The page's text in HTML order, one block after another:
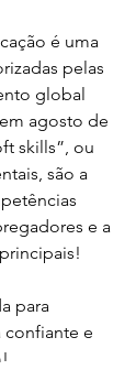
é uma
pelas
global
agosto de
skills”, ou
são a
e a
para
confiante e